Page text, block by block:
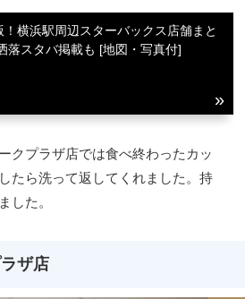
！横浜駅周辺スターバックス店舗まと
落スタバ掲載も [地図・写真付]
クプラザ店では食べ終わったカッ
たら洗って返してくれました。持
した。
ザ店